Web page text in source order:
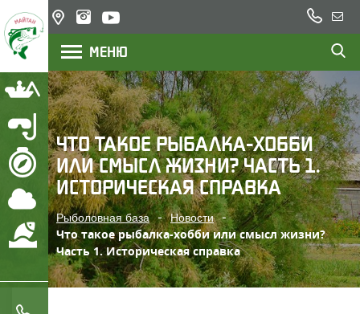
Рыбалка
Подводная охота
Маршрут
Погода
Охрана водоемов
Казахстан,
озеро
Балхаш,
+7
(777)
200
22
23
нам
МЕНЮ
ЧТО ТАКОЕ РЫБАЛКА-ХОББИ
ИЛИ СМЫСЛ ЖИЗНИ? ЧАСТЬ 1.
ИСТОРИЧЕСКАЯ СПРАВКА
Рыболовная база Новости
Что такое рыбалка-хобби или смысл жизни?
Часть 1. Историческая справка